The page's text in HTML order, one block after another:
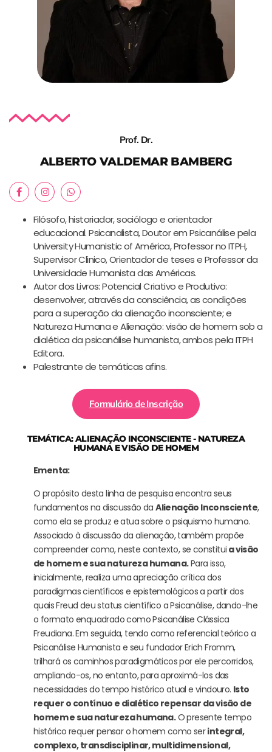
Prof. Dr.
ALBERTO VALDEMAR BAMBERG
Filósofo, historiador, sociólogo e orientador
educacional. Psicanalista, Doutor em Psicanálise pela
University Humanistic of América, Professor no ITPH,
Supervisor Clinico, Orientador de teses e Professor da
Universidade Humanista das Américas.
Autor dos Livros: Potencial Criativo e Produtivo:
desenvolver, através da consciência, as condições
para a superação da alienação inconsciente; e
Natureza Humana e Alienação: visão de homem sob a
dialética da psicanálise humanista, ambos pela ITPH
Editora.
Palestrante de temáticas afins.
Formulário de Inscrição
TEMÁTICA: ALIENAÇÃO INCONSCIENTE - NATUREZA
HUMANA E VISÃO DE HOMEM
Ementa:
O propósito desta linha de pesquisa encontra seus
fundamentos na discussão daAlienação Inconsciente,
como ela se produz e atua sobre o psiquismo humano.
Associado à discussão da alienação, também propõe
compreender como, neste contexto, se constitui a visão
de homem e sua natureza humana.Para isso,
inicialmente, realiza uma apreciação crítica dos
paradigmas científicos e epistemológicos a partir dos
quais Freud deu status científico a Psicanálise, dando-lhe
o formato enquadrado como Psicanálise Clássica
Freudiana. Em seguida, tendo como referencial teórico a
Psicanálise Humanista e seu fundador Erich Fromm,
trilhará os caminhos paradigmáticos por ele percorridos,
ampliando-os, no entanto, para aproximá-los das
necessidades do tempo histórico atual e vindouro. Isto
requer o contínuo e dialético repensar da visão de
homem e sua natureza humana.O presente tempo
histórico requer pensar o homem como serintegral,
complexo, transdisciplinar, multidimensional,